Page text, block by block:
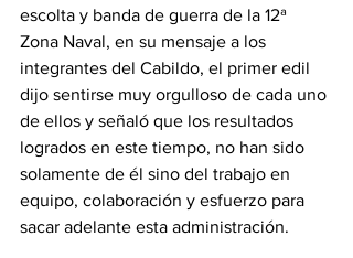
escolta y banda de guerra de la 12ª
Zona Naval, en su mensaje a los
integrantes del Cabildo, el primer edil
dijo sentirse muy orgulloso de cada uno
de ellos y señaló que los resultados
logrados en este tiempo, no han sido
solamente de él sino del trabajo en
equipo, colaboración y esfuerzo para
sacar adelante esta administración.